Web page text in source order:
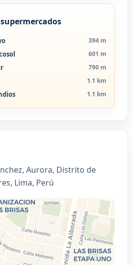
394 m
601 m
790 m
1.1 km
1.1 km
Aurora, Distrito de
Lima, Perú